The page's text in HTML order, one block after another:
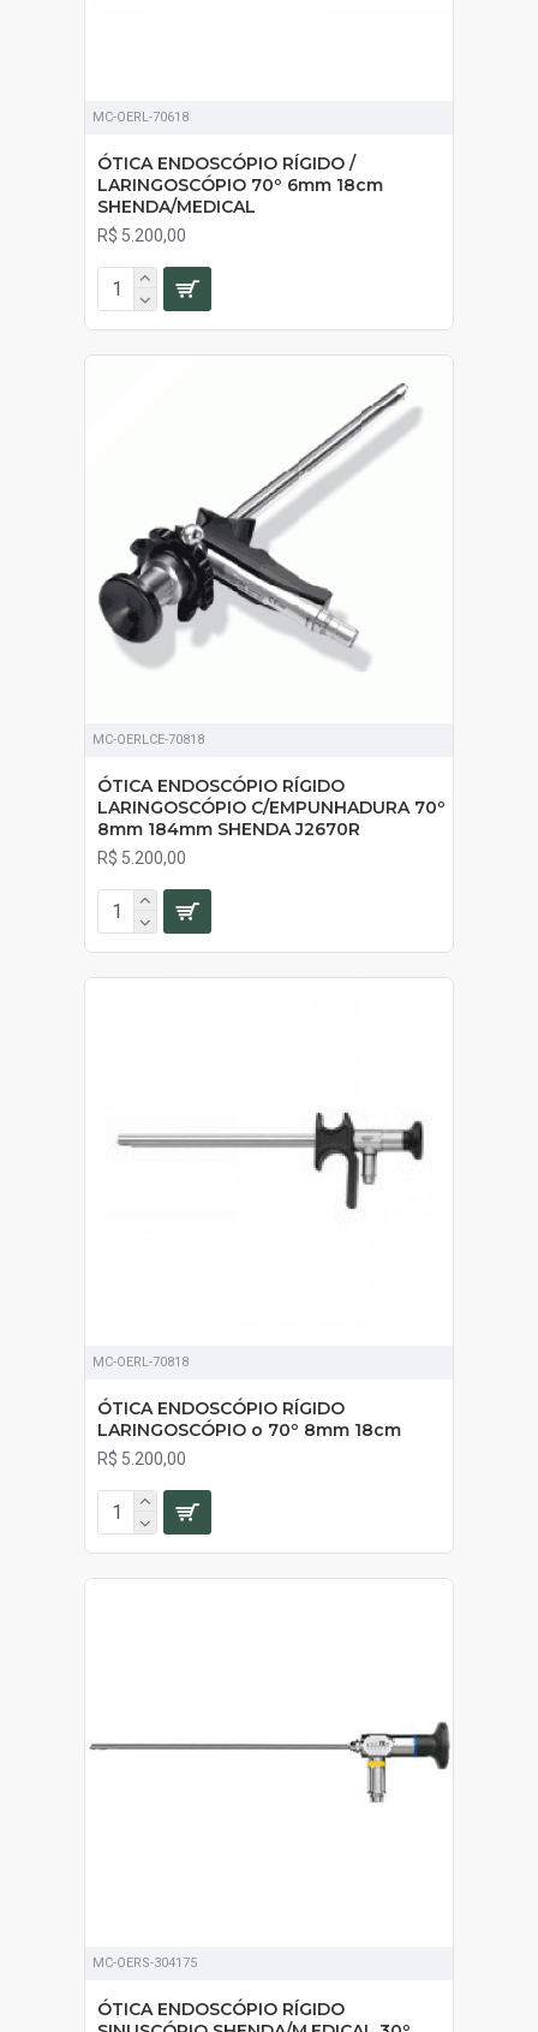
MC-OERL-70618
ÓTICA ENDOSCÓPIO RÍGIDO /
LARINGOSCÓPIO 70º 6mm 18cm
SHENDA/MEDICAL
R$ 5.200,00
MC-OERLCE-70818
ÓTICA ENDOSCÓPIO RÍGIDO
LARINGOSCÓPIO C/EMPUNHADURA 70º
8mm 184mm SHENDA J2670R
R$ 5.200,00
MC-OERL-70818
ÓTICA ENDOSCÓPIO RÍGIDO
LARINGOSCÓPIO o 70º 8mm 18cm
R$ 5.200,00
MC-OERS-304175
ÓTICA ENDOSCÓPIO RÍGIDO